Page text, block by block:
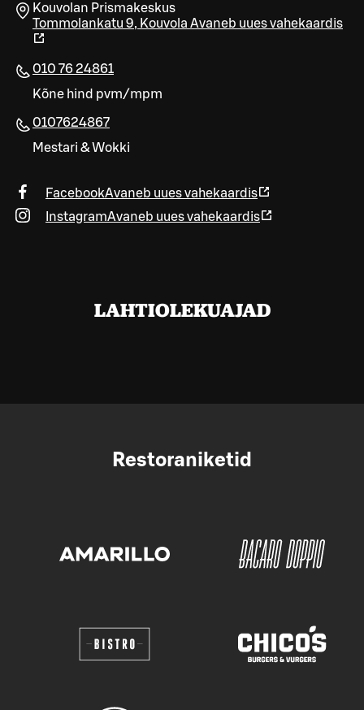
Kouvolan Prismakeskus
Tommolankatu 9, Kouvola Avaneb uues vahekaardis
010 76 24861
Kõne hind pvm/mpm
0107624867
Mestari & Wokki
FacebookAvaneb uues vahekaardis
InstagramAvaneb uues vahekaardis
LAHTIOLEKUAJAD
Restoraniketid